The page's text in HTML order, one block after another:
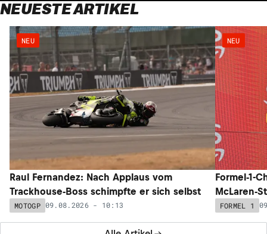
NEUESTE ARTIKEL
NEU
Raul Fernandez: Nach Applaus vom
Trackhouse-Boss schimpfte er sich selbst
MOTOGP 09.08.2026 - 10:13
NEU
Formel-1-
McLaren-
FORMEL 1